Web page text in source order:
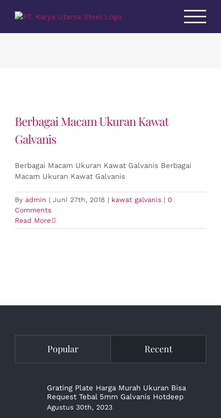
Berbagai Macam Ukuran Kawat
Galvanis
Berbagai Macam Ukuran Kawat Galvanis Berbagai
Macam Ukuran Kawat Galvanis
By admin | Juni 27th, 2018 | kawat galvanis | 0
Comments
Read More
Popular Recent
Grating Plate Harga Murah Ukuran Bisa
Request Tebal 5mm Galvanis Hotdeep
Agustus 30th, 2023